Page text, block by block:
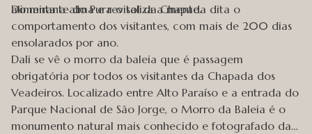
alimenta a alma e revitaliza a mente.
Do mirante do Pura o sol da Chapada dita o
comportamento dos visitantes, com mais de 200 dias
ensolarados por ano.
Dali se vê o morro da baleia que é passagem
obrigatória por todos os visitantes da Chapada dos
Veadeiros. Localizado entre Alto Paraíso e a entrada do
Parque Nacional de São Jorge, o Morro da Baleia é o
monumento natural mais conhecido e fotografado da